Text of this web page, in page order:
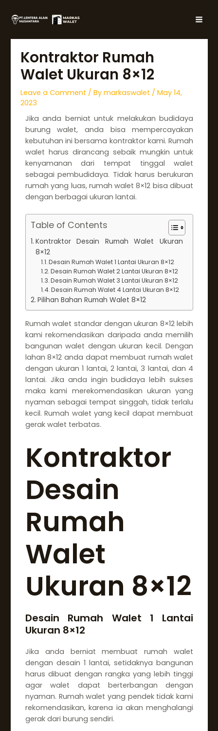
content
Kontraktor Rumah
Walet Ukuran 8×12
Leave a Comment / By markaswalet / May 14,
2023
Jika anda berniat untuk melakukan budidaya
burung walet, anda bisa mempercayakan
kebutuhan ini bersama kontraktor kami. Rumah
walet harus dirancang sebaik mungkin untuk
kenyamanan dari tempat tinggal walet
sebagai pembudidaya. Tidak harus berukuran
rumah yang luas, rumah walet 8×12 bisa dibuat
dengan berbagai ukuran lantai.
Table of Contents
Kontraktor Desain Rumah Walet Ukuran
8×12
Desain Rumah Walet 1 Lantai Ukuran 8×12
Desain Rumah Walet 2 Lantai Ukuran 8×12
Desain Rumah Walet 3 Lantai Ukuran 8×12
Desain Rumah Walet 4 Lantai Ukuran 8×12
Pilihan Bahan Rumah Walet 8×12
Rumah walet standar dengan ukuran 8×12 lebih
kami rekomendasikan daripada anda memilih
bangunan walet dengan ukuran kecil. Dengan
lahan 8×12 anda dapat membuat rumah walet
dengan ukuran 1 lantai, 2 lantai, 3 lantai, dan 4
lantai. Jika anda ingin budidaya lebih sukses
maka kami merekomendasikan ukuran yang
nyaman sebagai tempat singgah, tidak terlalu
kecil. Rumah walet yang kecil dapat membuat
gerak walet terbatas.
Kontraktor
Desain
Rumah
Walet
Ukuran 8×12
Desain Rumah Walet 1 Lantai
Ukuran 8×12
Jika anda berniat membuat rumah walet
dengan desain 1 lantai, setidaknya bangunan
harus dibuat dengan rangka yang lebih tinggi
agar walet dapat berterbangan dengan
nyaman. Rumah walet yang pendek tidak kami
rekomendasikan, karena ia akan menghalangi
gerak dari burung sendiri.
navigation